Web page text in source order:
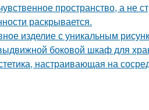
пространство, а не
раскрывается.
изделие с уникальным
боковой шкаф для
настраивающая на